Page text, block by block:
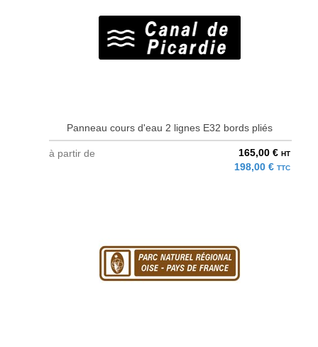
Panneau cours d'eau 2 lignes E32 bords pliés
à partir de 165,00 € HT
198,00 € TTC